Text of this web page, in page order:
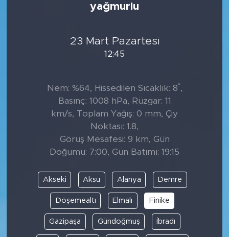
yağmurlu
23 Mart Pazartesi
12:45
Nem: %64, Hissedilen Sıcaklık: 8°,
Basınç: 1008 hPa, Rüzgar: 11
km/s, Toplam Yağış: 0 mm, Çiy
Noktası: 1.8,
Görüş Mesafesi: 9 km, Gün
Doğumu: 7:00, Gün Batımı: 19:15
Akseki Aksu Alanya Demre
Döşemealtı Elmalı Finike
Gazipaşa Gündoğmuş İbradı